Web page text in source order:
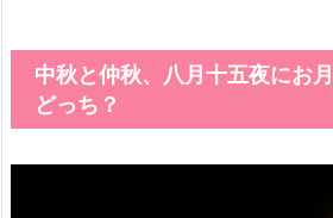
中秋と仲秋、八月十五夜にお
どっち？